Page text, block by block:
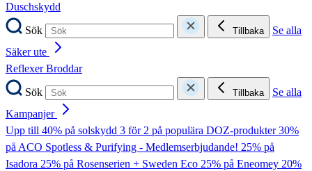
Duschskydd
Sök
Tillbaka
Se alla
Säker ute
ReflexerBroddar
Sök
Tillbaka
Se alla
Kampanjer
Upp till 40% på solskydd 3 för 2 på populära DOZ-produkter30%
på ACO Spotless & Purifying - Medlemserbjudande! 25% på
Isadora 25% på Rosenserien + Sweden Eco 25% på Eneomey 20%